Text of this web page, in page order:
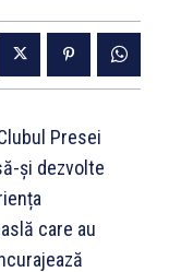
Presei
și dezvolte
care au